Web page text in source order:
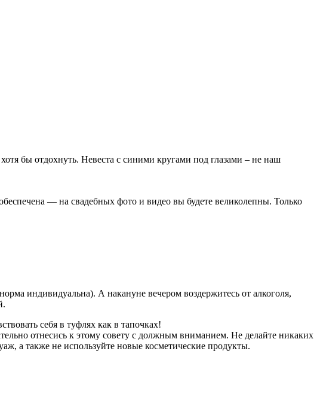
бы отдохнуть. Невеста с синими кругами под глазами – не наш
— на свадебных фото и видео вы будете великолепны. Только
индивидуальна). А накануне вечером воздержитесь от алкоголя,
себя в туфлях как в тапочках!
отнесись к этому совету с должным вниманием. Не делайте никаких
а также не используйте новые косметические продукты.